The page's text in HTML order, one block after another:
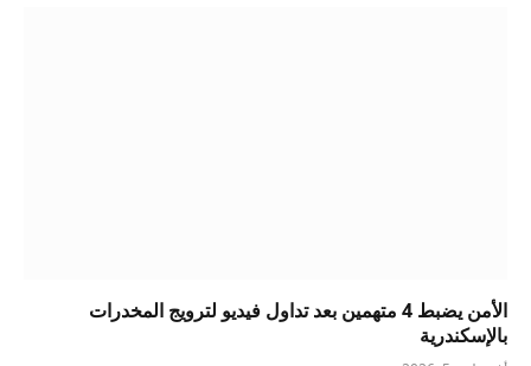
الأمن يضبط 4 متهمين بعد تداول فيديو لترويج المخدرات
بالإسكندرية